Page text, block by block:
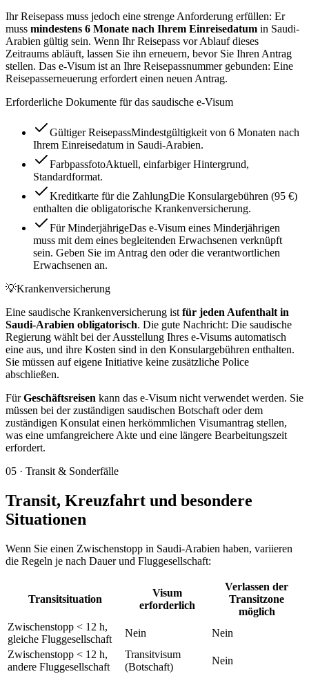
Ihr Reisepass muss jedoch eine strenge Anforderung erfüllen: Er
muss mindestens 6 Monate nach Ihrem Einreisedatum in Saudi-
Arabien gültig sein. Wenn Ihr Reisepass vor Ablauf dieses
Zeitraums abläuft, lassen Sie ihn erneuern, bevor Sie Ihren Antrag
stellen. Das e-Visum ist an Ihre Reisepassnummer gebunden: Eine
Reisepasserneuerung erfordert einen neuen Antrag.
Erforderliche Dokumente für das saudische e-Visum
Gültiger ReisepassMindestgültigkeit von 6 Monaten nach
Ihrem Einreisedatum in Saudi-Arabien.
FarbpassfotoAktuell, einfarbiger Hintergrund,
Standardformat.
Kreditkarte für die ZahlungDie Konsulargebühren (95 €)
enthalten die obligatorische Krankenversicherung.
Für MinderjährigeDas e-Visum eines Minderjährigen
muss mit dem eines begleitenden Erwachsenen verknüpft
sein. Geben Sie im Antrag den oder die verantwortlichen
Erwachsenen an.
💡Krankenversicherung
Eine saudische Krankenversicherung ist für jeden Aufenthalt in
Saudi-Arabien obligatorisch. Die gute Nachricht: Die saudische
Regierung wählt bei der Ausstellung Ihres e-Visums automatisch
eine aus, und ihre Kosten sind in den Konsulargebühren enthalten.
Sie müssen auf eigene Initiative keine zusätzliche Police
abschließen.
FürGeschäftsreisen kann das e-Visum nicht verwendet werden. Sie
müssen bei der zuständigen saudischen Botschaft oder dem
zuständigen Konsulat einen herkömmlichen Visumantrag stellen,
was eine umfangreichere Akte und eine längere Bearbeitungszeit
erfordert.
05 · Transit & Sonderfälle
Transit, Kreuzfahrt und besondere
Situationen
Wenn Sie einen Zwischenstopp in Saudi-Arabien haben, variieren
die Regeln je nach Dauer und Fluggesellschaft:
Transitsituation
Visum
erforderlich
Verlassen der
Transitzone
möglich
Zwischenstopp < 12 h,
gleiche Fluggesellschaft
Nein
Nein
Zwischenstopp < 12 h,
andere Fluggesellschaft
Transitvisum
(Botschaft)
Nein